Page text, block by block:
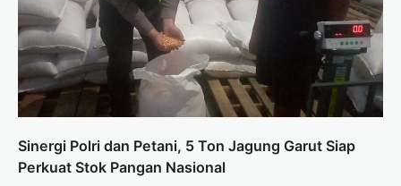
Sinergi Polri dan Petani, 5 Ton Jagung Garut Siap
Perkuat Stok Pangan Nasional